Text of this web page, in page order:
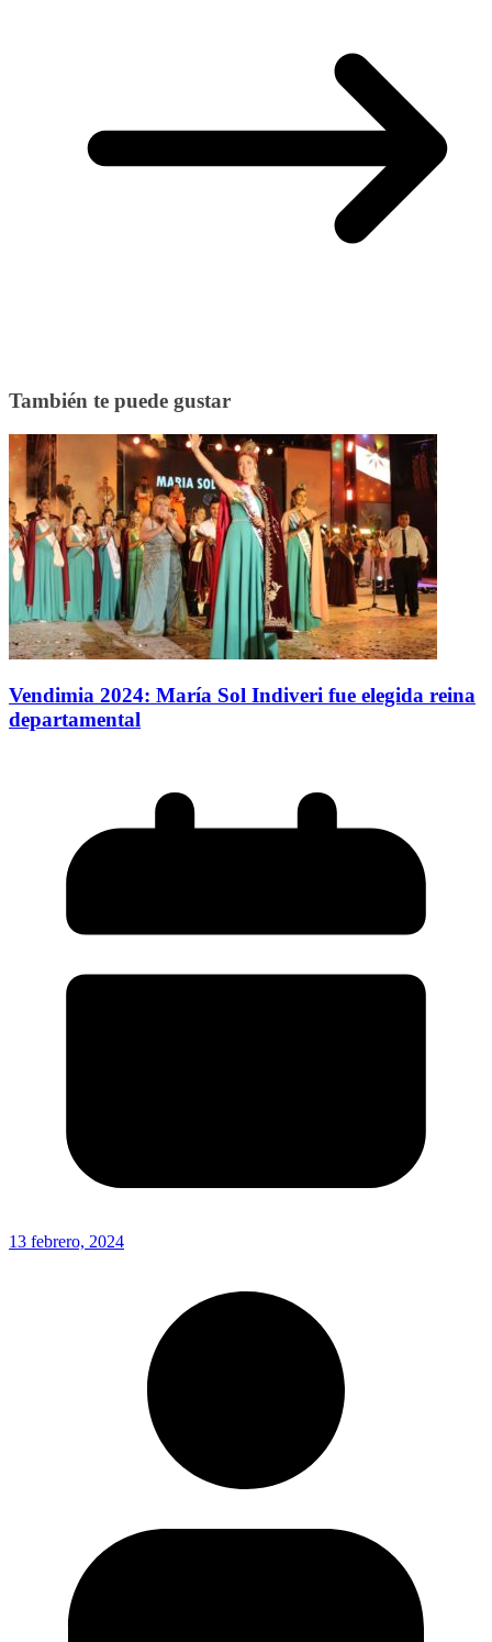
También te puede gustar
Vendimia 2024: María Sol Indiveri fue elegida reina
departamental
13 febrero, 2024